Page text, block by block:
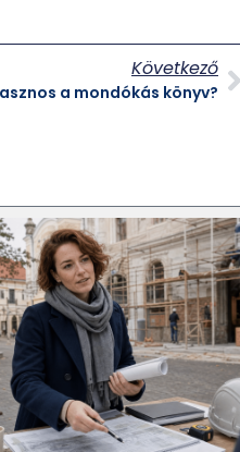
Következő
a mondókás könyv?